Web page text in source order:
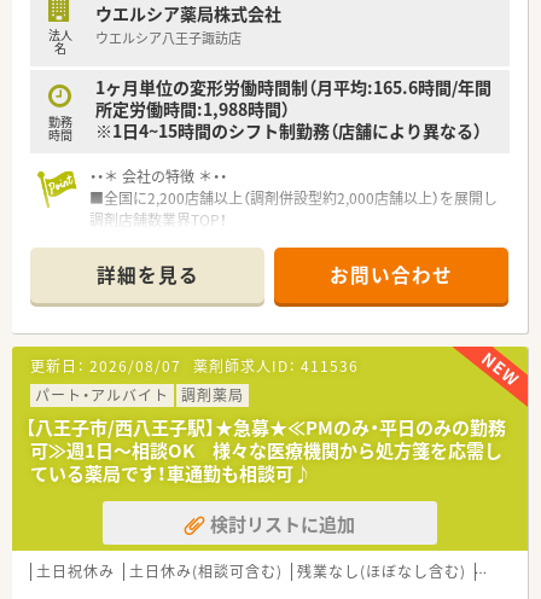
法人
名
ウエルシア薬局株式会社
ウエルシア八王子諏訪店
勤務
時間
1ヶ月単位の変形労働時間制（月平均:165.6時間/年間
所定労働時間:1,988時間）
※1日4~15時間のシフト制勤務（店舗により異なる）
・・＊ 会社の特徴 ＊・・
■全国に2,200店舗以上（調剤併設型約2,000店舗以上）を展開し
調剤店舗数業界TOP！
頑張り次第で高給与も可能！
■経験や勤務コースによりますが、経験の少ない方でも500万前
半スタートと業界TOP水準！
■職種や職域に合わせ、豊富な社内研修や外部組織と連携した研
修を用意されています
■薬剤師が中心の会社だからこそ活躍できるキャリアパスが多
種多様に用意されています。
■店舗拡大に伴い、エリアマネジャーや営業部長等のマネジメン
トのポジションも増えます。
■在宅や教育等の専門性を活かせるスペシャリストを目指すこ
とも可能です。
■その他にも、管理部門や商品部門等の本社スタッフなど活動領
域は多種多様です。
■在宅実施店舗は年々増加しており、在宅医療へもしっかりと関
わる事ができます。
詳細を見る お問い合わせ
更新日： 2026/08/07 薬剤師求人ID： 411536
パート・アルバイト
調剤薬局
【八王子市/西八王子駅】★急募★≪PMのみ・平日のみの勤務
可≫週1日～相談OK 様々な医療機関から処方箋を応需し
ている薬局です！車通勤も相談可♪
検討リストに追加
土日祝休み 土日休み(相談可含む) 残業なし(ほぼなし含む) 転勤な